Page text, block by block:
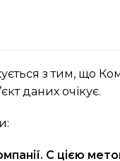
з тим, що
даних очікує.
С цією